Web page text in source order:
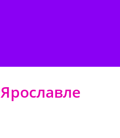
Ярославле